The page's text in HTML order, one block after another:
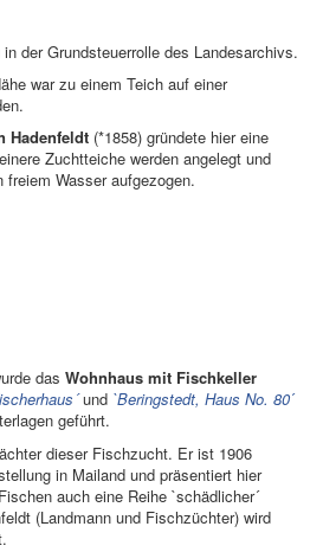
der Grundsteuerrolle des Landesarchivs.
war zu einem Teich auf einer
Hadenfeldt (*1858) gründete hier eine
Zuchtteiche werden angelegt und
Wasser aufgezogen.
das Wohnhaus mit Fischkeller
und `Beringstedt, Haus No. 80´
geführt.
dieser Fischzucht. Er ist 1906
in Mailand und präsentiert hier
auch eine Reihe `schädlicher´
(Landmann und Fischzüchter) wird